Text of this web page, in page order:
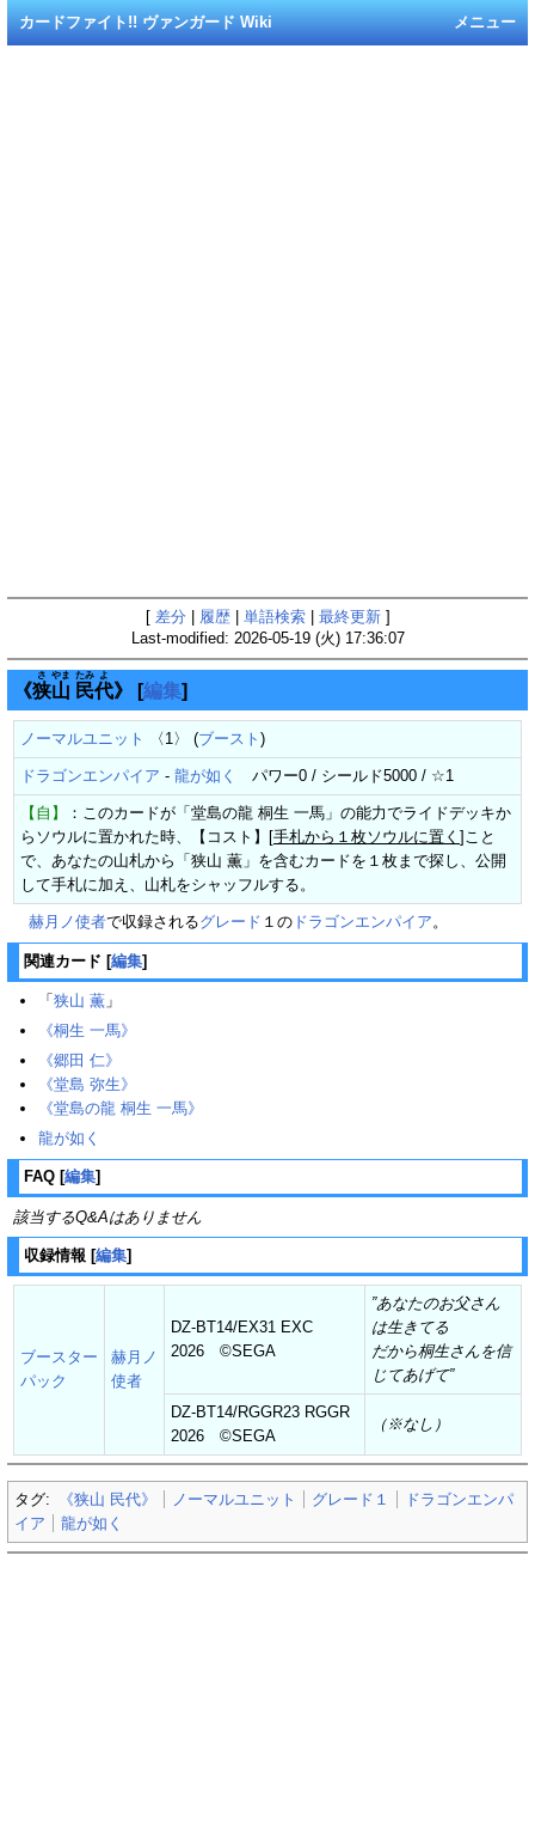
メニュー
カードファイト!! ヴァンガード Wiki
[ 差分 履歴| 単語検索| 最終更新]
Last-modified: 2026-05-19 (火) 17:36:07
《狭
さ
山
やま
民
たみ
代
よ
》 [編集]
ノーマルユニット 〈1〉 (ブースト )
ドラゴンエンパイア - 龍が如く パワー0 / シールド5000 / ☆1
【自】
：このカードが「堂島の龍 桐生 一馬」の能力でライドデッキか
らソウルに置かれた時、【コスト】[手札から１枚ソウルに置く ]こと
で、あなたの山札から「狭山 薫」を含むカードを１枚まで探し、公開
して手札に加え、山札をシャッフルする。
赫月ノ使者で収録されるグレード １の ドラゴンエンパイア。
関連カード [編集]
「 狭山 薫 」
《桐生 一馬》
《郷田 仁》
《堂島 弥生》
《堂島の龍 桐生 一馬》
龍が如く
FAQ [編集]
該当するQ&Aはありません
収録情報 [編集]
ブースター
パック
赫月ノ
使者
DZ-BT14/EX31 EXC
2026 ©SEGA
”あなたのお父さん
は生きてる
だから桐生さんを信
じてあげて”
DZ-BT14/RGGR23 RGGR
2026 ©SEGA
（※なし）
タグ: 《狭山 民代》 ノーマルユニット グレード１
ドラゴンエンパ
イア
龍が如く